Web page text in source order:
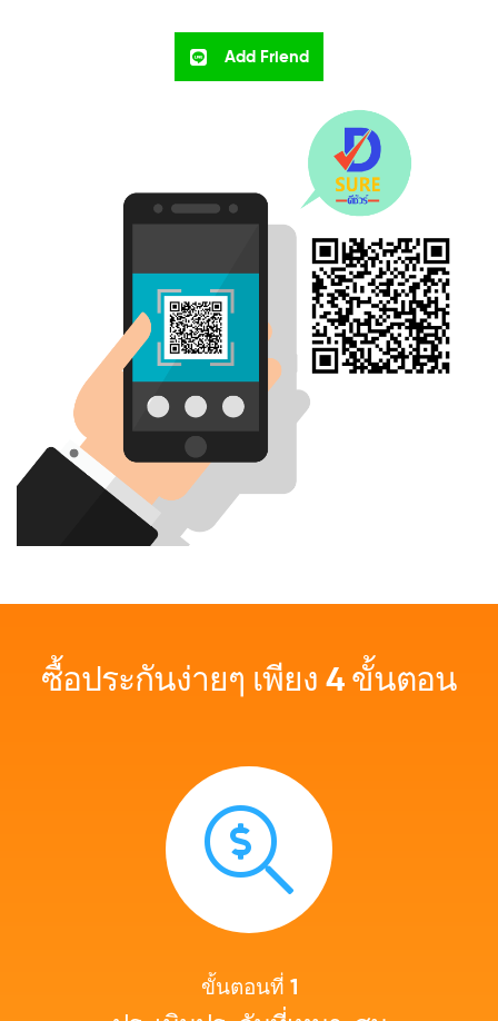
Add Friend
ซื้อประกันง่ายๆ เพียง 4 ขั้นตอน
ขั้นตอนที่ 1